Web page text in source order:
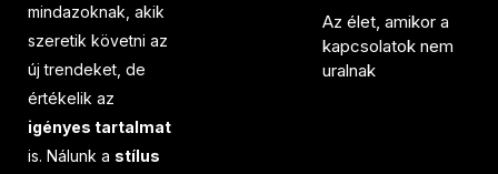
mindazoknak, akik
szeretik követni az
új trendeket, de
értékelik az
igényes tartalmat
is. Nálunk a stílus
Az élet, amikor a
kapcsolatok nem
uralnak